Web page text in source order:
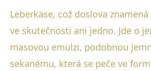
Leberkäse, což doslova
ve skutečnosti ani jedno. Jde o
masovou emulzi, podobnou
sekanému, která se peče ve